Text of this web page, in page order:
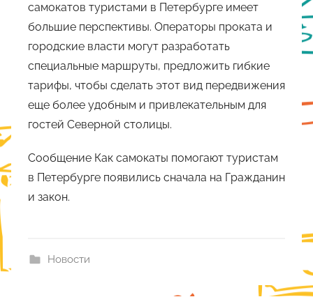
самокатов туристами в Петербурге имеет
большие перспективы. Операторы проката и
городские власти могут разработать
специальные маршруты, предложить гибкие
тарифы, чтобы сделать этот вид передвижения
еще более удобным и привлекательным для
гостей Северной столицы.
Сообщение Как самокаты помогают туристам
в Петербурге появились сначала на Гражданин
и закон.
Новости